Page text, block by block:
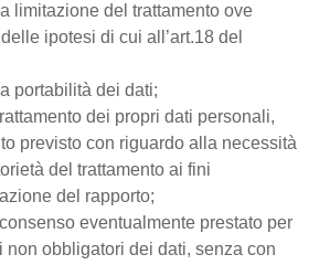
limitazione del trattamento ove
ipotesi di cui all’art.18 del
portabilità dei dati;
dei propri dati personali,
previsto con riguardo alla necessità
del trattamento ai fini
del rapporto;
eventualmente prestato per
non obbligatori dei dati, senza con